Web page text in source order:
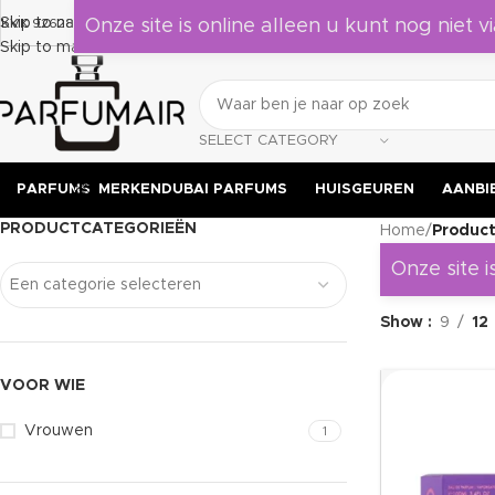
Skip to navigation
Skip to main content
KVK 92628524Laat je verrassen door deze geuren, leuk om als cadeau te geven
SELECT CATEGORY
PARFUMS MERKEN DUBAI PARFUMS HUISGEUREN
PRODUCTCATEGORIEËN
Een categorie selecteren
VOOR WIE
Vrouwen 1
Home/
Onze site
Show 9 12
Onze site is online alleen u kunt nog niet